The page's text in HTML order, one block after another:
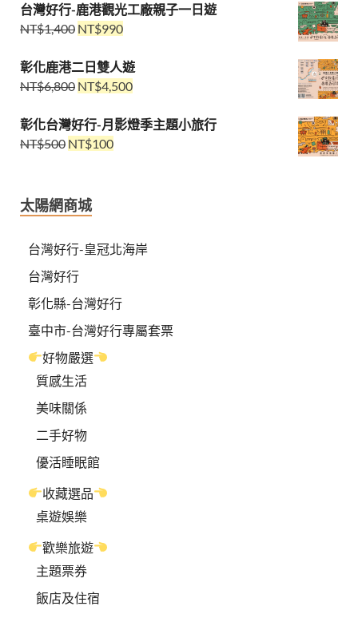
台灣好行-鹿港觀光工廠親子一日遊
NT$1,400 NT$990
彰化鹿港二日雙人遊
NT$6,800 NT$4,500
彰化台灣好行-月影燈季主題小旅行
NT$500 NT$100
太陽網商城
台灣好行-皇冠北海岸
台灣好行
彰化縣-台灣好行
臺中市-台灣好行專屬套票
好物嚴選
質感生活
美味關係
二手好物
優活睡眠館
收藏選品
桌遊娛樂
歡樂旅遊
主題票券
飯店及住宿